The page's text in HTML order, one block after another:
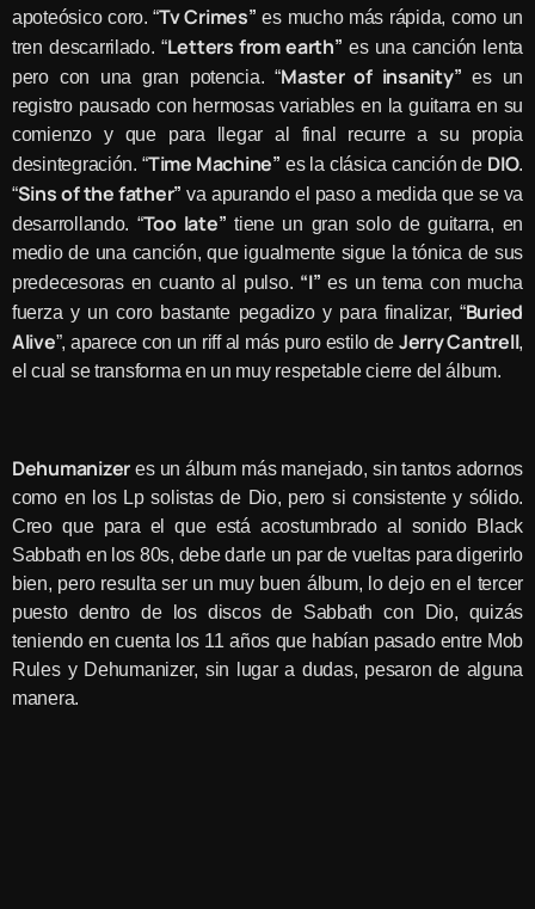
apoteósico coro. “Tv Crimes” es mucho más rápida, como un
tren descarrilado. “Letters from earth” es una canción lenta
pero con una gran potencia. “Master of insanity” es un
registro pausado con hermosas variables en la guitarra en su
comienzo y que para llegar al final recurre a su propia
desintegración. “Time Machine” es la clásica canción de DIO.
“Sins of the father” va apurando el paso a medida que se va
desarrollando. “Too late” tiene un gran solo de guitarra, en
medio de una canción, que igualmente sigue la tónica de sus
predecesoras en cuanto al pulso. “I” es un tema con mucha
fuerza y un coro bastante pegadizo y para finalizar, “Buried
Alive”, aparece con un riff al más puro estilo de Jerry Cantrell,
el cual se transforma en un muy respetable cierre del álbum.
Dehumanizer es un álbum más manejado, sin tantos adornos
como en los Lp solistas de Dio, pero si consistente y sólido.
Creo que para el que está acostumbrado al sonido Black
Sabbath en los 80s, debe darle un par de vueltas para digerirlo
bien, pero resulta ser un muy buen álbum, lo dejo en el tercer
puesto dentro de los discos de Sabbath con Dio, quizás
teniendo en cuenta los 11 años que habían pasado entre Mob
Rules y Dehumanizer, sin lugar a dudas, pesaron de alguna
manera.